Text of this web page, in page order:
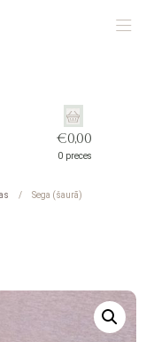
€0,00
0 preces
Sega (šaurā)